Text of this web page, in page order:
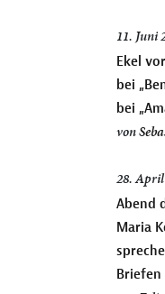
11. Juni
Ekel
bei
bei
von
28.
Abend
Maria